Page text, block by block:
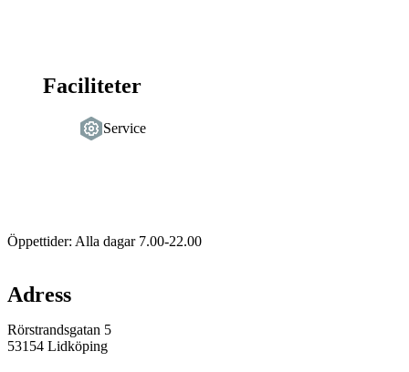
Faciliteter
Service
Beskrivning
Öppettider: Alla dagar 7.00-22.00
Adress
Rörstrandsgatan 5
53154 Lidköping